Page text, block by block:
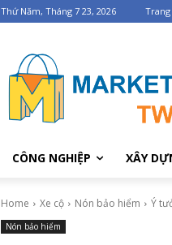
Thứ Năm, Tháng 7 23, 2026
CÔNG NGHIỆP XÂY
Home Xe cộ Nón bảo hiểm Ý
Nón bảo hiểm